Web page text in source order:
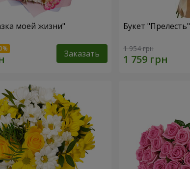
моей жизни"
Заказать
Букет "Прелесть"
1 954 грн